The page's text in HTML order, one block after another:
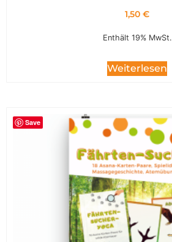
1,50 €
Enthält 19% MwSt.
Weiterlesen
Save